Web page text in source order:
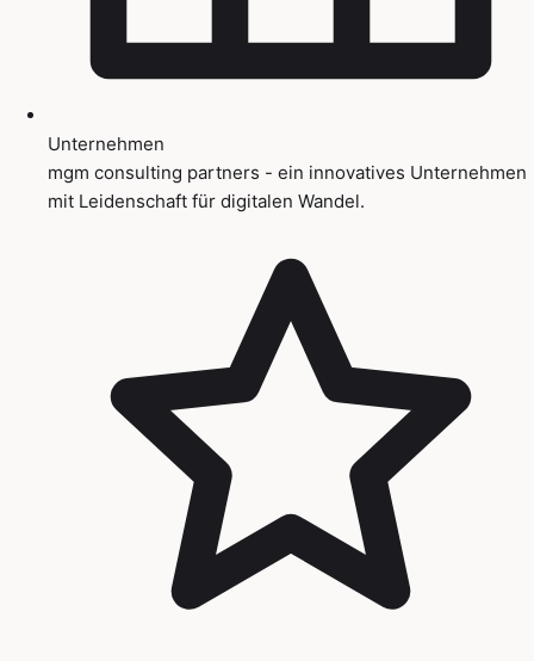
Unternehmen
mgm consulting partners - ein innovatives Unternehmen
mit Leidenschaft für digitalen Wandel.